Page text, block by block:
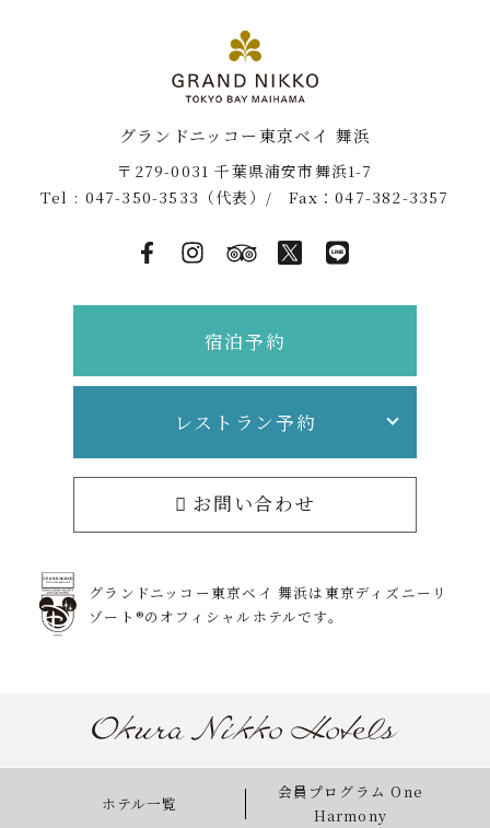
グランドニッコー東京ベイ 舞浜
〒279-0031 千葉県浦安市舞浜1-7
Tel : 047-350-3533 （代表）/ Fax：047-382-3357
宿泊予約
レストラン予約
お問い合わせ
グランドニッコー東京ベイ 舞浜は 東京ディズニーリ
ゾート®のオフィシャルホテルです。
ホテル一覧
会員プログラム One
Harmony